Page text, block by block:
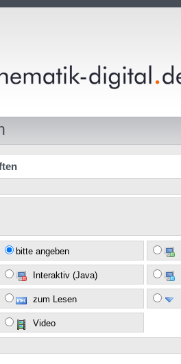
bitte angeben
Interaktiv (Java)
zum Lesen
Video